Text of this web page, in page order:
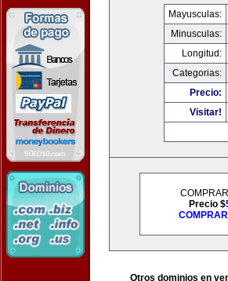
Mayusculas:
Minusculas:
Longitud:
Categorias:
Precio:
Visitar!
Precio $
Otros dominios en